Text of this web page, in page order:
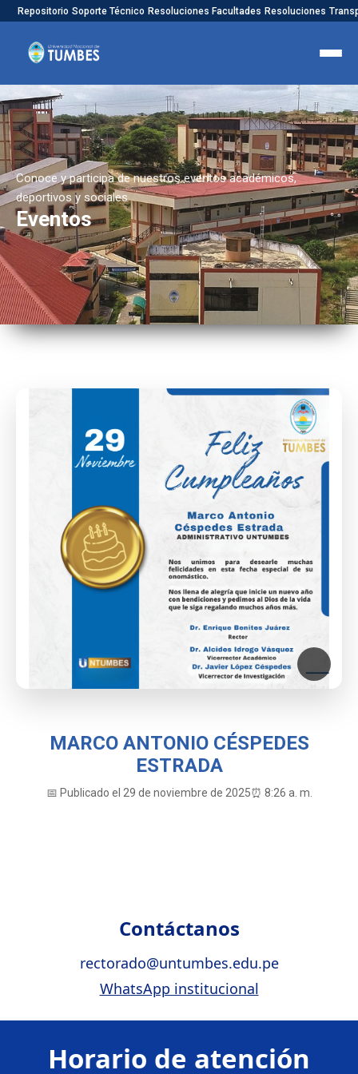
Repositorio Soporte Técnico Resoluciones Facultades Resoluciones
Conoce y participa de nuestros eventos académicos,
deportivos y sociales
Eventos
MARCO ANTONIO CÉSPEDES
ESTRADA
📅 Publicado el 29 de noviembre de 2025⏰ 8:26 a. m.
Contáctanos
rectorado@untumbes.edu.pe
WhatsApp institucional
Horario de atención